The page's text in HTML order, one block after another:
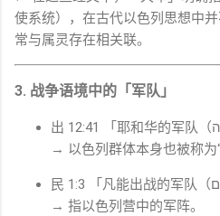
使系统），在古代以色列思想中
常与属灵存在相关联。
3. 战争语境中的「军队」
→ 以色列群体本身也被称为“
→ 指以色列营中的军阵。